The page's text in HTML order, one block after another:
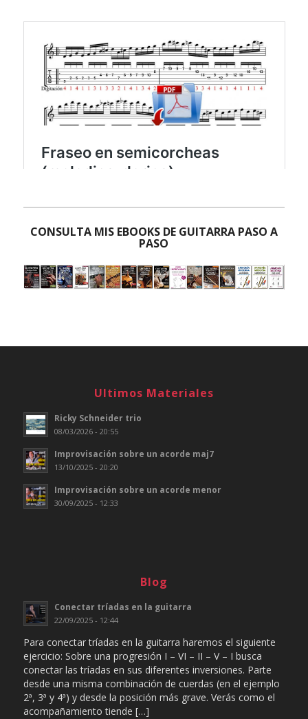
CONSULTA MIS EBOOKS DE GUITARRA PASO A
PASO
Ultimos Materiales
Ricky Schneider trio
08/03/2026 - 20:55
Improvisación sobre un acorde maj7
13/10/2025 - 20:20
Improvisación sobre un acorde menor
30/09/2025 - 12:33
Blog
Conectar tríadas en la guitarra
22/09/2025 - 12:44
Para conectar tríadas en la guitarra haremos el siguiente
ejercicio: Sobre una progresión I – VI – II – V – I busca
conectar las tríadas en sus diferentes inversiones. Parte
desde una misma combinación de cuerdas (en el ejemplo
2ª, 3ª y 4ª) y desde la posición más grave. Verás como el
acompañamiento tiende […]